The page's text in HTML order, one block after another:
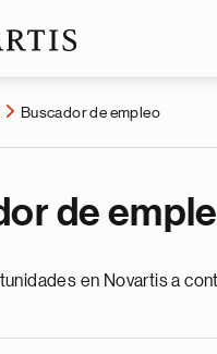
Buscador de empleo
de
en Novartis a